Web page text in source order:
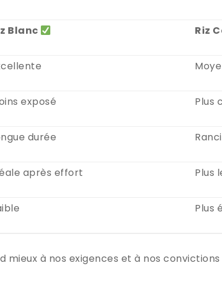
Blanc Riz
exposé Plus
durée
après effort Plus
Plus
mieux à nos exigences et à nos